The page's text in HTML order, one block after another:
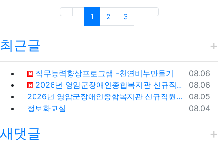
1(current)
2 3 (last)
최근글
등록일
08.06
직무능력향상프로그램 -천연비누만들기
등록일
08.06
2026년 영암군장애인종합복지관 신규직원(팀원) 채용 재공고
등록일
08.05
2026년 영암군장애인종합복지관 신규직원(팀원) 채용 재공고 결과
등록일
08.04
정보화교실
새댓글